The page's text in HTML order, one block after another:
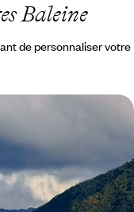
Baleine
de personnaliser votre
à la côte nord
souple et du temps